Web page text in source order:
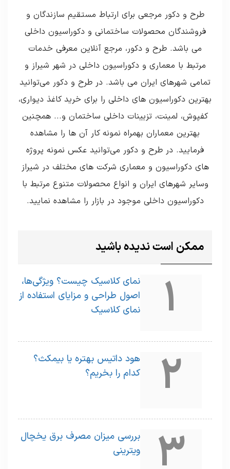
طرح و دکور مرجعی برای ارتباط مستقیم سازندگان و
فروشندگان محصولات ساختمانی و دکوراسیون داخلی
می باشد. طرح و دکور، مرجع آنلاین معرفی خدمات
مرتبط با معماری و دکوراسیون داخلی در شهر شیراز و
تمامی شهرهای ایران می باشد. در طرح و دکور می‌توانید
بهترین دکوراسیون های داخلی را برای خرید کاغذ دیواری،
کفپوش، لمینت، تزیینات داخلی ساختمان و... همچنین
بهترین معماران بهمراه نمونه کار آن ها را مشاهده
فرمایید. در طرح و دکور می‌توانید عکس نمونه پروژه
های دکوراسیون و معماری شرکت های مختلف در شیراز
وسایر شهرهای ایران و انواع محصولات متنوع مرتبط با
دکوراسیون داخلی موجود در بازار را مشاهده نمایید.
ممکن است ندیده باشید
1
نمای کلاسیک چیست؟ ویژگی‌ها،
اصول طراحی و مزایای استفاده از
نمای کلاسیک
2
هود داتیس بهتره یا بیمکث؟
کدام را بخریم؟
3
بررسی میزان مصرف برق یخچال
ویترینی